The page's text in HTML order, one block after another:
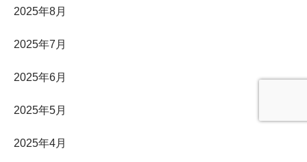
2025年8月
2025年7月
2025年6月
2025年5月
2025年4月